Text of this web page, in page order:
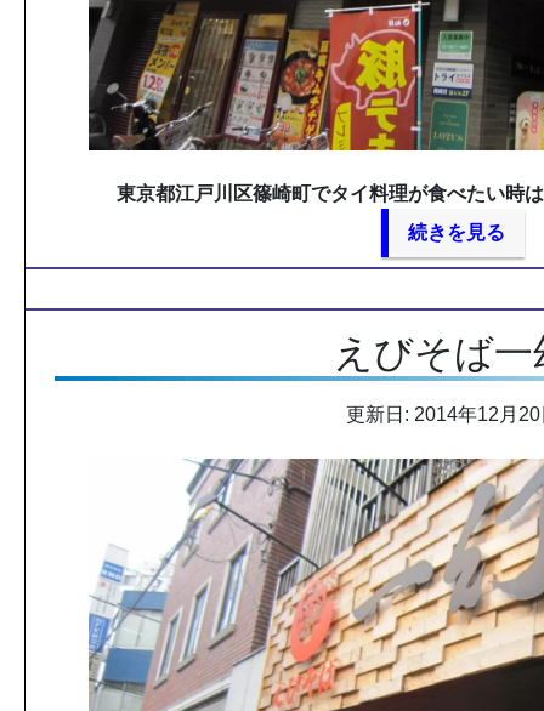
東京都江戸川区篠崎町でタイ料理が食べたい時
続きを見る
えびそば一
更新日: 2014年12月20